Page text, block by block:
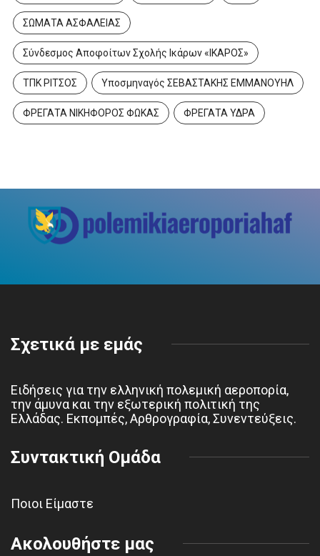
ΣΩΜΑΤΑ ΑΣΦΑΛΕΙΑΣ
Σύνδεσμος Αποφοίτων Σχολής Ικάρων «ΙΚΑΡΟΣ»
ΤΠΚ ΡΙΤΣΟΣ Υποσμηναγός ΣΕΒΑΣΤΑΚΗΣ ΕΜΜΑΝΟΥΗΛ
ΦΡΕΓΑΤΑ ΝΙΚΗΦΟΡΟΣ ΦΩΚΑΣ ΦΡΕΓΑΤΑ ΥΔΡΑ
Σχετικά με εμάς
Ειδήσεις για την ελληνική πολεμική αεροπορία,
την άμυνα και την εξωτερική πολιτική της
Ελλάδας. Εκπομπές, Αρθρογραφία, Συνεντεύξεις.
Συντακτική Ομάδα
Ποιοι Είμαστε
Ακολουθήστε μας